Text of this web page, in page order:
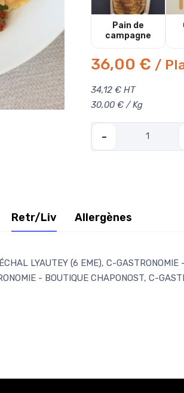
Pain de
campagne
36,00 € /
34,12 € HT
30,00 € / Kg
-
Retr/Liv Allergènes
LYAUTEY (6 EME), C-
- BOUTIQUE CHAPONOST, C-